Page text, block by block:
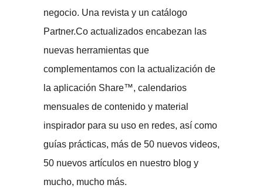
negocio. Una revista y un catálogo
Partner.Co actualizados encabezan las
nuevas herramientas que
complementamos con la actualización de
la aplicación Share™, calendarios
mensuales de contenido y material
inspirador para su uso en redes, así como
guías prácticas, más de 50 nuevos videos,
50 nuevos artículos en nuestro blog y
mucho, mucho más.